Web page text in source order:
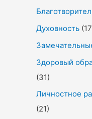
Духовность
Здоровый
(31)
Личностное
(21)